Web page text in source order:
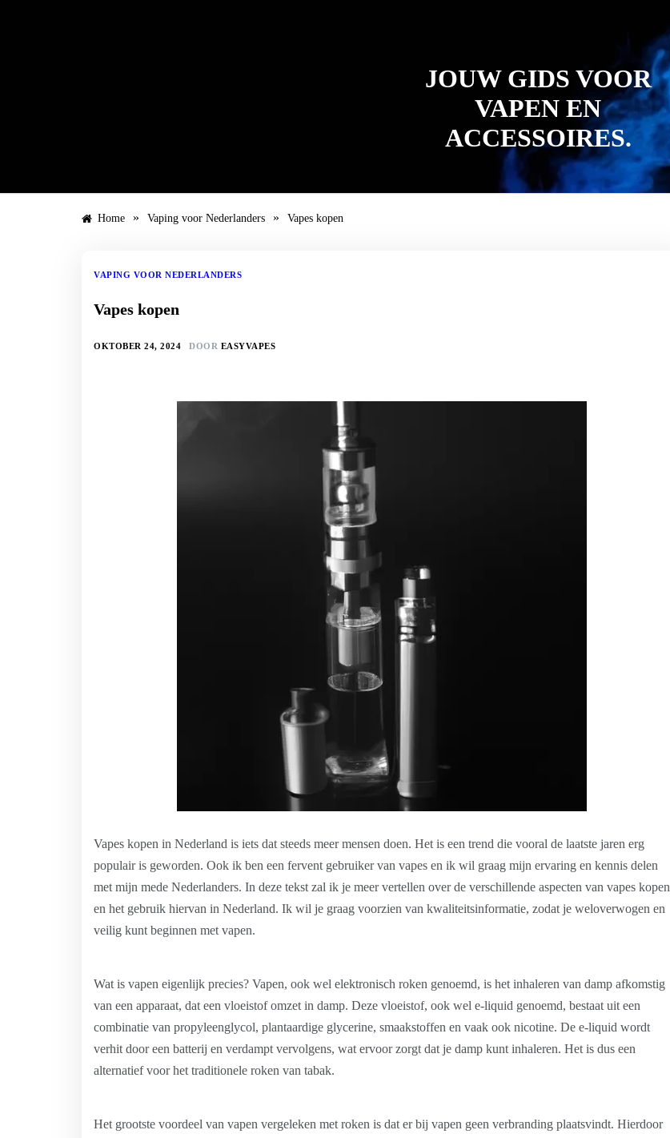
JOUW GIDS VOOR
VAPEN EN
ACCESSOIRES.
Home » Vaping voor Nederlanders » Vapes kopen
VAPING VOOR NEDERLANDERS
Vapes kopen
OKTOBER 24, 2024 DOOR EASYVAPES
Vapes kopen in Nederland is iets dat steeds meer mensen doen. Het is een trend die vooral de laatste jaren erg
populair is geworden. Ook ik ben een fervent gebruiker van vapes en ik wil graag mijn ervaring en kennis delen
met mijn mede Nederlanders. In deze tekst zal ik je meer vertellen over de verschillende aspecten van vapes kopen
en het gebruik hiervan in Nederland. Ik wil je graag voorzien van kwaliteitsinformatie, zodat je weloverwogen en
veilig kunt beginnen met vapen.
Wat is vapen eigenlijk precies? Vapen, ook wel elektronisch roken genoemd, is het inhaleren van damp afkomstig
van een apparaat, dat een vloeistof omzet in damp. Deze vloeistof, ook wel e-liquid genoemd, bestaat uit een
combinatie van propyleenglycol, plantaardige glycerine, smaakstoffen en vaak ook nicotine. De e-liquid wordt
verhit door een batterij en verdampt vervolgens, wat ervoor zorgt dat je damp kunt inhaleren. Het is dus een
alternatief voor het traditionele roken van tabak.
Het grootste voordeel van vapen vergeleken met roken is dat er bij vapen geen verbranding plaatsvindt. Hierdoor